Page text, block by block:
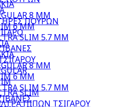
8 MM
6 MM
SLIM 5.7 MM
SLIM
ΠΙΠΩΝ ΤΣΙΓΑΡΟΥ
ΠΟΥΡΩΝ
8 MM
6 MM
SLIM 5.7 MM